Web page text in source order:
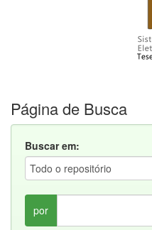
Página de Busca
Buscar em:
por